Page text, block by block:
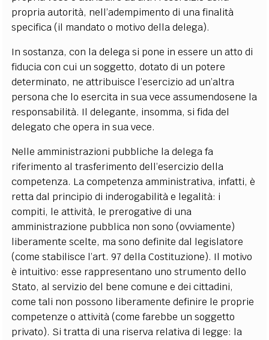
propria autorità, nell’adempimento di una finalità
specifica (il mandato o motivo della delega).
In sostanza, con la delega si pone in essere un atto di
fiducia con cui un soggetto, dotato di un potere
determinato, ne attribuisce l’esercizio ad un’altra
persona che lo esercita in sua vece assumendosene la
responsabilità. Il delegante, insomma, si fida del
delegato che opera in sua vece.
Nelle amministrazioni pubbliche la delega fa
riferimento al trasferimento dell’esercizio della
competenza. La competenza amministrativa, infatti, è
retta dal principio di inderogabilità e legalità: i
compiti, le attività, le prerogative di una
amministrazione pubblica non sono (ovviamente)
liberamente scelte, ma sono definite dal legislatore
(come stabilisce l’art. 97 della Costituzione). Il motivo
è intuitivo: esse rappresentano uno strumento dello
Stato, al servizio del bene comune e dei cittadini,
come tali non possono liberamente definire le proprie
competenze o attività (come farebbe un soggetto
privato). Si tratta di una riserva relativa di legge: la